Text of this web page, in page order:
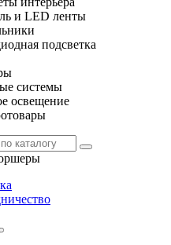
и LED ленты
подсветка
системы
освещение